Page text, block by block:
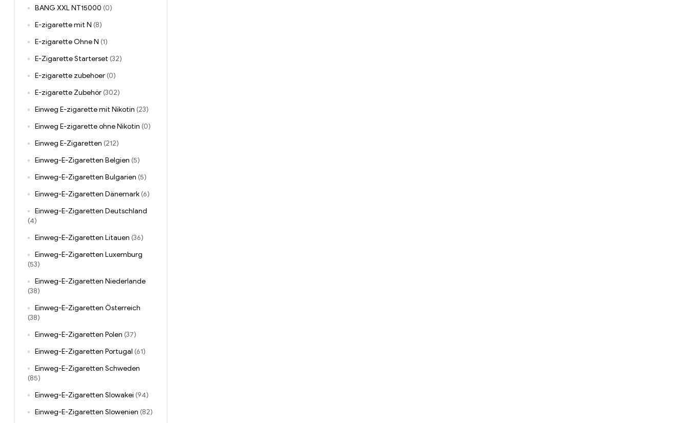
BANG XXL NT15000 (0)
E-zigarette mit N (8)
E-zigarette Ohne N (1)
E-Zigarette Starterset (32)
E-zigarette zubehoer (0)
E-zigarette Zubehör (302)
Einweg E-zigarette mit Nikotin (23)
Einweg E-zigarette ohne Nikotin (0)
Einweg E-Zigaretten (212)
Einweg-E-Zigaretten Belgien (5)
Einweg-E-Zigaretten Bulgarien (5)
Einweg-E-Zigaretten Dänemark (6)
Einweg-E-Zigaretten Deutschland
(4)
Einweg-E-Zigaretten Litauen (36)
Einweg-E-Zigaretten Luxemburg
(53)
Einweg-E-Zigaretten Niederlande
(38)
Einweg-E-Zigaretten Österreich
(38)
Einweg-E-Zigaretten Polen (37)
Einweg-E-Zigaretten Portugal (61)
Einweg-E-Zigaretten Schweden
(85)
Einweg-E-Zigaretten Slowakei (94)
Einweg-E-Zigaretten Slowenien (82)